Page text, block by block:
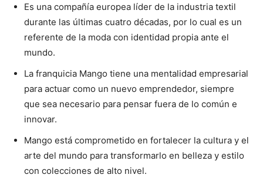
Es una compañía europea líder de la industria textil
durante las últimas cuatro décadas, por lo cual es un
referente de la moda con identidad propia ante el
mundo.
La franquicia Mango tiene una mentalidad empresarial
para actuar como un nuevo emprendedor, siempre
que sea necesario para pensar fuera de lo común e
innovar.
Mango está comprometido en fortalecer la cultura y el
arte del mundo para transformarlo en belleza y estilo
con colecciones de alto nivel.